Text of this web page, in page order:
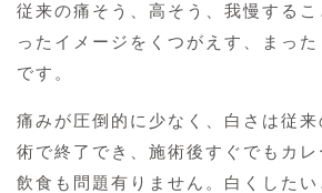
従来の痛そう、高そう、我慢する
ったイメージをくつがえす、まっ
です。
痛みが圧倒的に少なく、白さは従
術で終了でき、施術後すぐでもカ
飲食も問題有りません。白くした